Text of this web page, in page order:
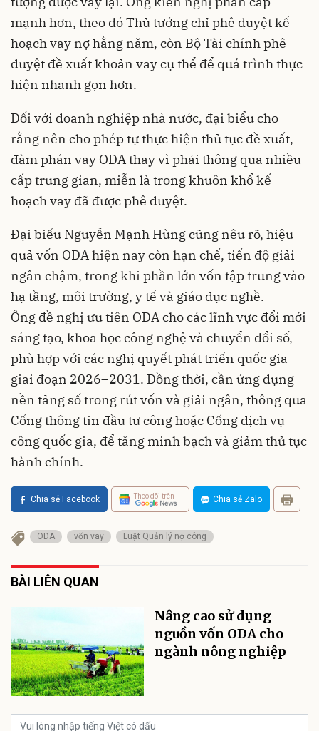
mạnh hơn, theo đó Thủ tướng chỉ phê duyệt kế
hoạch vay nợ hằng năm, còn Bộ Tài chính phê
duyệt đề xuất khoản vay cụ thể để quá trình thực
hiện nhanh gọn hơn.
Đối với doanh nghiệp nhà nước, đại biểu cho
rằng nên cho phép tự thực hiện thủ tục đề xuất,
đàm phán vay ODA thay vì phải thông qua nhiều
cấp trung gian, miễn là trong khuôn khổ kế
hoạch vay đã được phê duyệt.
Đại biểu Nguyễn Mạnh Hùng cũng nêu rõ, hiệu
quả vốn ODA hiện nay còn hạn chế, tiến độ giải
ngân chậm, trong khi phần lớn vốn tập trung vào
hạ tầng, môi trường, y tế và giáo dục nghề.
Ông đề nghị ưu tiên ODA cho các lĩnh vực đổi mới
sáng tạo, khoa học công nghệ và chuyển đổi số,
phù hợp với các nghị quyết phát triển quốc gia
giai đoạn 2026–2031. Đồng thời, cần ứng dụng
nền tảng số trong rút vốn và giải ngân, thông qua
Cổng thông tin đầu tư công hoặc Cổng dịch vụ
công quốc gia, để tăng minh bạch và giảm thủ tục
hành chính.
Chia sẻ Facebook Theo dõi trên Chia sẻ Zalo
ODA vốn vay Luật Quản lý nợ công
BÀI LIÊN QUAN
Nâng cao sử dụng
nguồn vốn ODA cho
ngành nông nghiệp